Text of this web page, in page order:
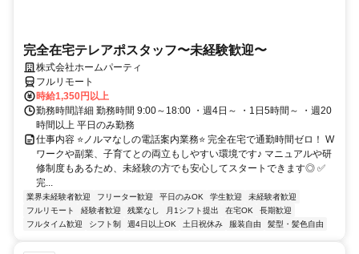
完全在宅テレアポスタッフ〜未経験歓迎〜
株式会社ホームパーティ
フルリモート
時給1,350円以上
勤務時間詳細 勤務時間 9:00～18:00 ・週4日～ ・1日5時間～ ・週20
時間以上 平日のみ勤務
仕事内容 ⭐ノルマなしの電話案内業務⭐ 完全在宅で通勤時間ゼロ！ W
ワークや副業、子育てとの両立もしやすい環境です♪ マニュアルや研
修制度もあるため、未経験の方でも安心してスタートできます◎ ✅
完...
業界未経験者歓迎 フリーター歓迎 平日のみOK 学生歓迎
未経験者歓迎
フルリモート
経験者歓迎 残業なし 月1シフト提出 在宅OK
長期歓迎
フルタイム歓迎
シフト制 週4日以上OK 土日祝休み 服装自由 髪型・髪色自由